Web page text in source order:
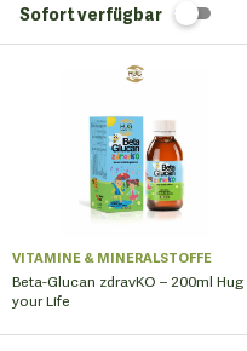
Sofort verfügbar
VITAMINE & MINERALSTOFFE
Beta-Glucan zdravKO – 200ml Hug
your Life